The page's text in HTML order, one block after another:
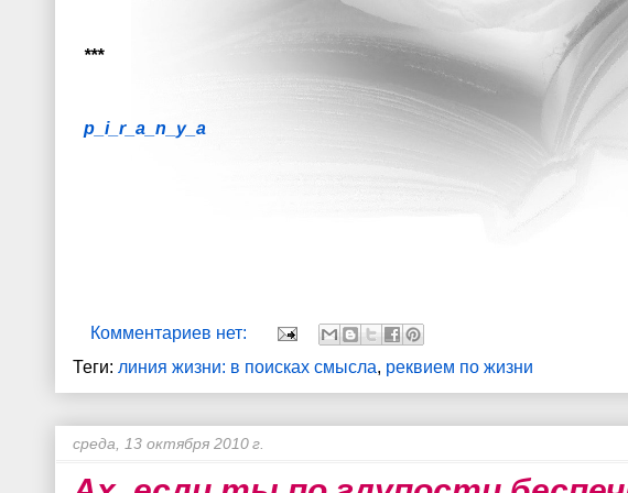
***
p_i_r_a_n_y_a
Комментариев нет:
Теги: линия жизни: в поисках смысла, реквием по жизни
среда, 13 октября 2010 г.